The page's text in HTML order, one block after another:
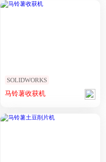
SOLIDWORKS
马铃薯收获机